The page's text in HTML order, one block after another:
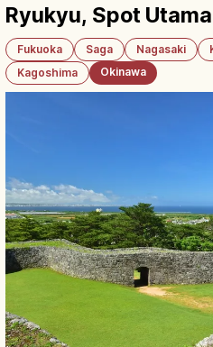
Ryukyu, Spot Utama
Fukuoka Saga Nagasaki
Kagoshima
Okinawa